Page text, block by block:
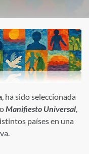
, ha sido seleccionada
Manifiesto Universal
países en una